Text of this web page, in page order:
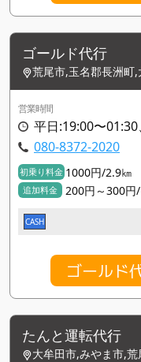
ゴールド代行
荒尾市,玉名郡長洲町
営業時間
平日:19:00〜
080-8372-2020
初乗り料金 1000円/2.9㎞
追加料金 200円～300円
CASH
ゴールド
たんと運転代行
大牟田市,みやま市,荒